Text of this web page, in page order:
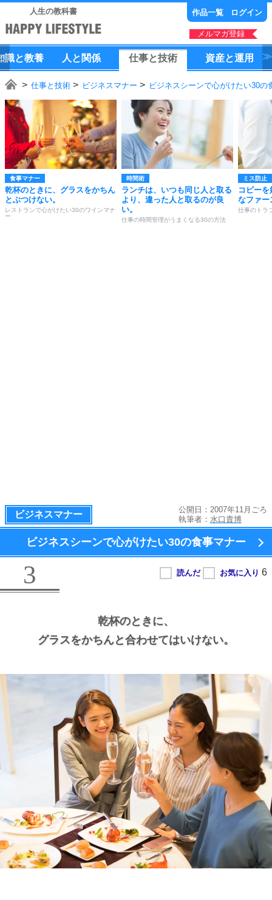
人生の教科書 作品一覧 ログイン
メルマガ登録
識と教養 人 と 関係 仕事と技術 資産と運用
仕事と技術 ビジネスマナー ビジネスシーンで心がけたい30の
食事マナー
乾杯のときに、グラスをかちん
とぶつけない。
レストランで心がけたい30のワインマナ
ー
時間術
ランチは、いつも同じ人と取る
より、違った人と取るのが良
い。
仕事の時間管理がうまくなる30の方法
ミス防止
コピー
なファー
仕事のトラ
ビジネスマナー
公開日：2007年11月ごろ
執筆者： 水口貴博
ビジネスシーンで心がけたい30の食事マナー
3
乾杯のときに、
グラスをかちんと合わせてはいけない。